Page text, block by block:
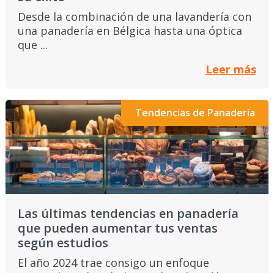
Desde la combinación de una lavandería con
una panadería en Bélgica hasta una óptica
que ...
Leer más
Tendencias de Panadería
Las últimas tendencias en panadería
que pueden aumentar tus ventas
según estudios
El año 2024 trae consigo un enfoque